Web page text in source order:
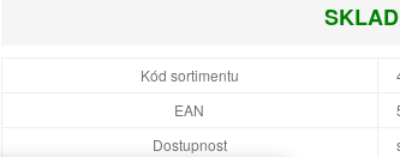
Kód sortimentu
EAN
Dostupnost